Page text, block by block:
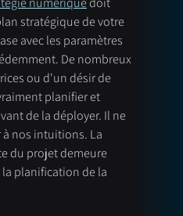
stratégique de votre
avec les paramètres
De nombreux
ou d'un désir de
planifier et
de la déployer. Il ne
nos intuitions. La
du projet demeure
planification de la